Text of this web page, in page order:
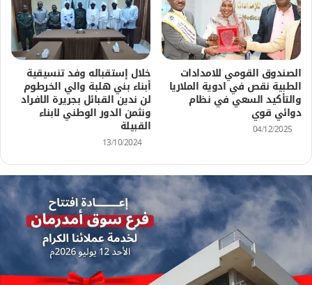
الصندوق القومي للامدادات
الطبية نقص في ادوية الملاريا
والتأكيد السعي في نظام
دوائي قوي
04/12/2025
خلال إستقباله وفد تنسيقية
أبناء بني هلبة والي الخرطوم
لن ندين القبائل بجريرة الافراد
ونثمن الدور الوطني لابناء
القبيلة
13/10/2024